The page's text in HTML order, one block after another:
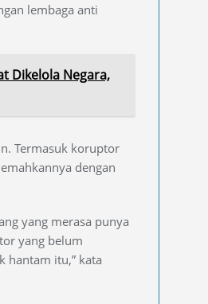
lembaga anti
Dikelola Negara,
Termasuk koruptor
dengan
yang merasa punya
yang belum
hantam itu,” kata